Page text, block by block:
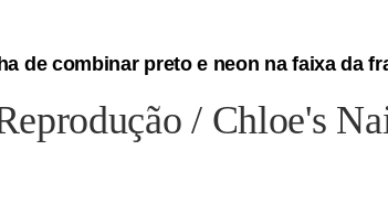
de combinar preto e neon na faixa da